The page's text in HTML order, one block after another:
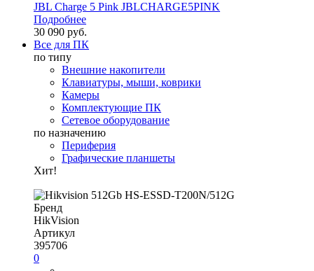
JBL Charge 5 Pink JBLCHARGE5PINK
Подробнее
30 090 руб.
Все для ПК
по типу
Внешние накопители
Клавиатуры, мыши, коврики
Камеры
Комплектующие ПК
Сетевое оборудование
по назначению
Периферия
Графические планшеты
Хит!
Бренд
HikVision
Артикул
395706
0